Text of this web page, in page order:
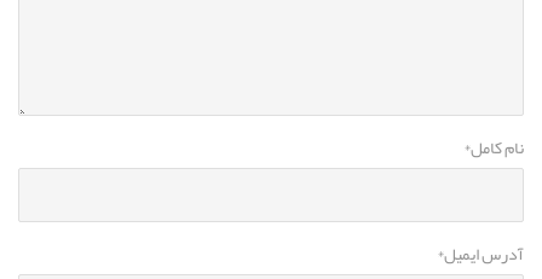
نام کامل*
آدرس ایمیل*